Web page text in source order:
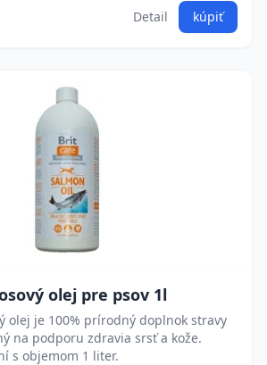
Detail kúpiť
olej pre psov 1l
olej je 100% prírodný doplnok stravy
na podporu zdravia srsť a kože.
s objemom 1 liter.